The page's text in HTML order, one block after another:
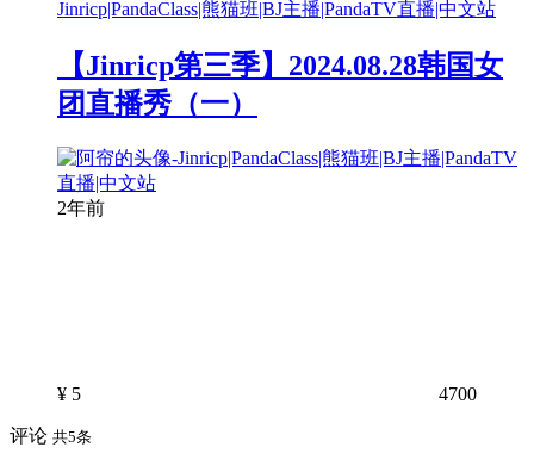
【Jinricp第三季】2024.08.28韩国女
团直播秀（一）
2年前
¥ 5 4700
评论 共5条